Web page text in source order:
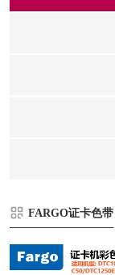
FARGO证卡色带